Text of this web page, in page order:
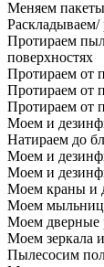
Меняем
Протираем
поверхностях
Протираем от
Протираем от
Протираем от
Моем и
Натираем до
Моем и
Моем и
Моем краны и
Моем
Моем дверные
Моем зеркала
Пылесосим